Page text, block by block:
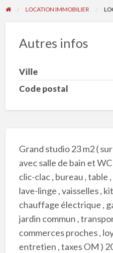
LOCATION IMMOBILIER
Autres infos
Ville
Code postal
Grand studio 23 m2 (
avec salle de bain et
clic-clac , bureau , table
lave-linge , vaisselles ,
chauffage électrique ,
jardin commun ,
commerces proches ,
entretien , taxes OM )